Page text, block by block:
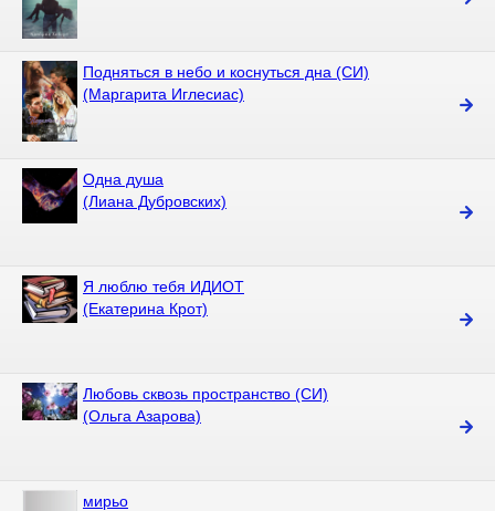
Подняться в небо и коснуться дна (СИ)
(Маргарита Иглесиас)
Одна душа
(Лиана Дубровских)
Я люблю тебя ИДИОТ
(Екатерина Крот)
Любовь сквозь пространство (СИ)
(Ольга Азарова)
мирьо